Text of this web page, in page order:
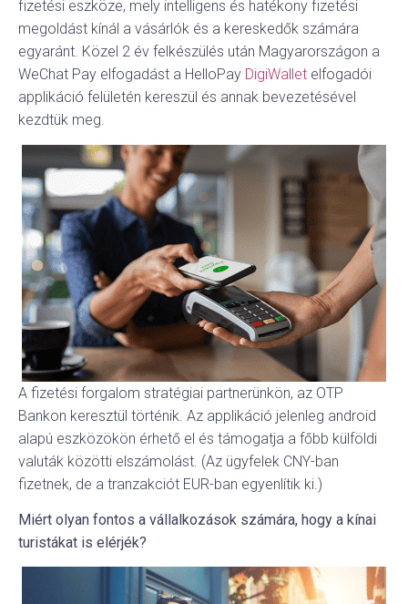
fizetési eszköze, mely intelligens és hatékony fizetési
megoldást kínál a vásárlók és a kereskedők számára
egyaránt. Közel 2 év felkészülés után Magyarországon a
WeChat Pay elfogadást a HelloPay DigiWallet elfogadói
applikáció felületén kereszül és annak bevezetésével
kezdtük meg.
A fizetési forgalom stratégiai partnerünkön, az OTP
Bankon keresztül történik. Az applikáció jelenleg android
alapú eszközökön érhető el és támogatja a főbb külföldi
valuták közötti elszámolást. (Az ügyfelek CNY-ban
fizetnek, de a tranzakciót EUR-ban egyenlítik ki.)
Miért olyan fontos a vállalkozások számára, hogy a kínai
turistákat is elérjék?